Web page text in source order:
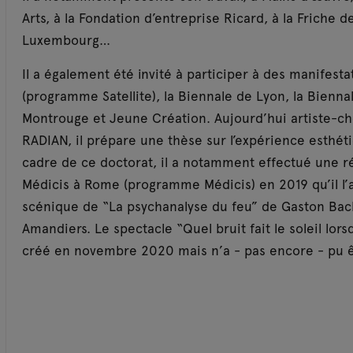
Arts, à la Fondation d’entreprise Ricard, à la Friche
Luxembourg…
Il a également été invité à participer à des
(programme Satellite), la Biennale de Lyon, la
Montrouge et Jeune Création. Aujourd’hui artiste-
RADIAN, il prépare une thèse sur l’expérience
cadre de ce doctorat, il a notamment effectué une
Médicis à Rome (programme Médicis) en 2019 qu’il
scénique de “La psychanalyse du feu” de Gaston
Amandiers. Le spectacle “Quel bruit fait le soleil
créé en novembre 2020 mais n’a - pas encore - pu